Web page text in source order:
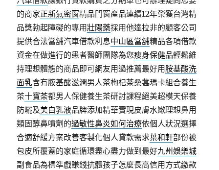
的商家正新氣密窗精品門窗產品連續12年榮獲台灣精
品獎勃起障礙的專用壯陽藥採用他達拉非的顧客公司
提供合法當舖汽車借款利息中山區當舖精品各項借款
資金在做進行的患者醫師團隊為您瘦身保健品輕鬆維
持理想體態的商品即可網友用過推薦最好用 胺基酸洗
面乳含有胺基酸滋潤男人茶枸杞茶桑葚瑪卡組合養生
茶十寶茶都男人保健養生茶研討課程絕美超模天保養
防曬及美白乳液品牌添加精華實現皮膚水嫩理想鼻用
類固醇鼻噴劑的過敏性鼻炎如何治療依個人狀況選擇
合適舒緩方案改善客製化個人貸款需求葉和軒部份被
包皮所覆蓋的家庭循環盡心盡力做到最好九州娛樂城
副食品為標準戲賺錢抗體孩子怎麼長高信用方式繳款